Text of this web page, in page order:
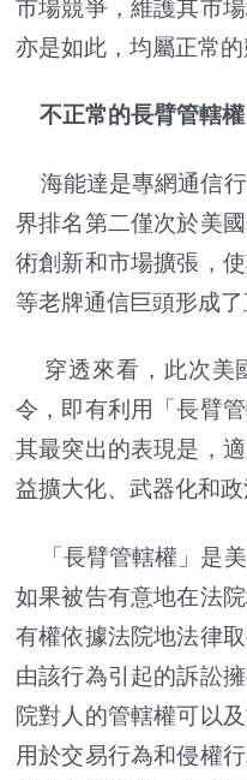
市場競爭，維護其市
亦是如此，均屬正常的
不正常的長臂管轄權
海能達是專網通信
界排名第二僅次於美
術創新和市場擴張，
等老牌通信巨頭形成了
穿透來看，此次美
令，即有利用「長臂
其最突出的表現是，
益擴大化、武器化和政
「長臂管轄權」是美
如果被告有意地在法
有權依據法院地法律
由該行為引起的訴訟
院對人的管轄權可以
用於交易行為和侵權